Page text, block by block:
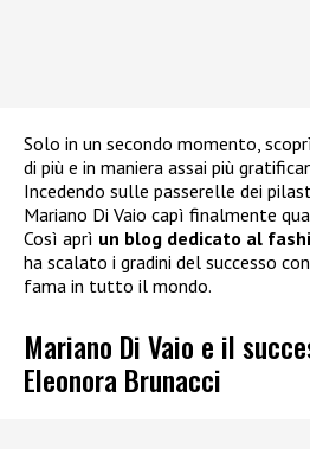
Solo in un secondo momento,
di più e in maniera assai più
Incedendo sulle passerelle dei
Mariano Di Vaio capì finalmente
Così aprì un blog dedicato al
ha scalato i gradini del successo
fama in tutto il mondo.
Mariano Di Vaio e il
Eleonora Brunacci